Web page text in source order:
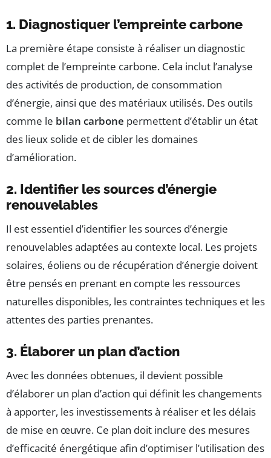
1. Diagnostiquer l’empreinte carbone
La première étape consiste à réaliser un diagnostic
complet de l’empreinte carbone. Cela inclut l’analyse
des activités de production, de consommation
d’énergie, ainsi que des matériaux utilisés. Des outils
comme le bilan carbone permettent d’établir un état
des lieux solide et de cibler les domaines
d’amélioration.
2. Identifier les sources d’énergie
renouvelables
Il est essentiel d’identifier les sources d’énergie
renouvelables adaptées au contexte local. Les projets
solaires, éoliens ou de récupération d’énergie doivent
être pensés en prenant en compte les ressources
naturelles disponibles, les contraintes techniques et les
attentes des parties prenantes.
3. Élaborer un plan d’action
Avec les données obtenues, il devient possible
d’élaborer un plan d’action qui définit les changements
à apporter, les investissements à réaliser et les délais
de mise en œuvre. Ce plan doit inclure des mesures
d’efficacité énergétique afin d’optimiser l’utilisation des